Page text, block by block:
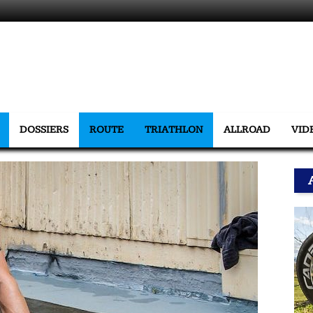
DOSSIERS ROUTE TRIATHLON ALLROAD